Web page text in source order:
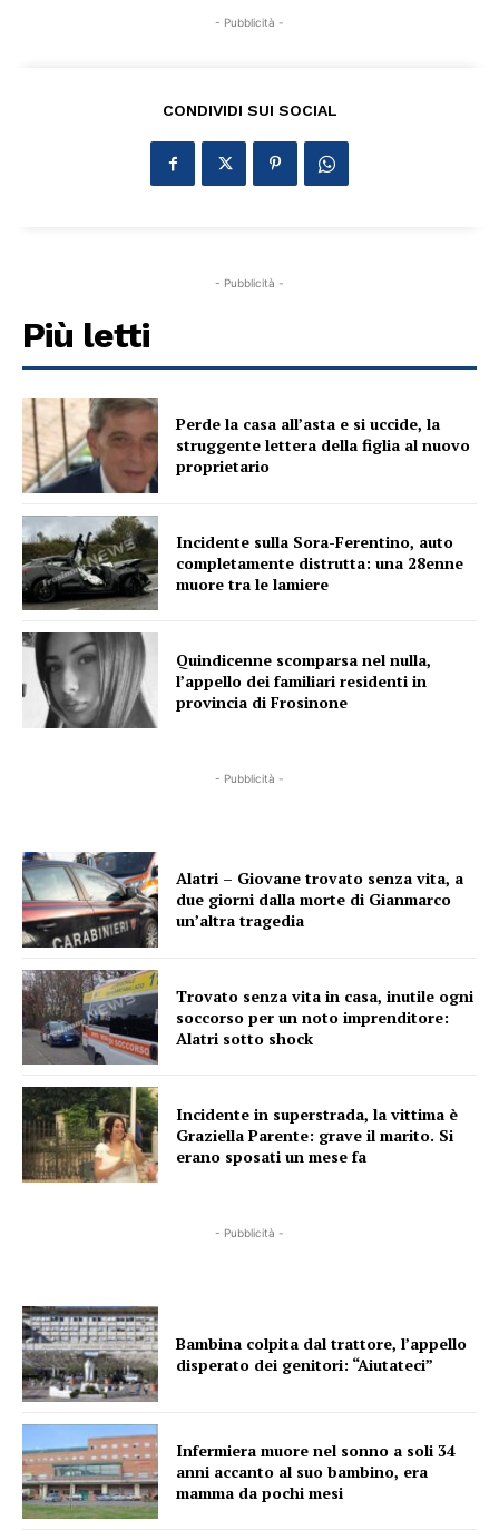
- Pubblicità -
CONDIVIDI SUI SOCIAL
- Pubblicità -
Più letti
Perde la casa all’asta e si uccide, la
struggente lettera della figlia al nuovo
proprietario
Incidente sulla Sora-Ferentino, auto
completamente distrutta: una 28enne
muore tra le lamiere
Quindicenne scomparsa nel nulla,
l’appello dei familiari residenti in
provincia di Frosinone
- Pubblicità -
Alatri – Giovane trovato senza vita, a
due giorni dalla morte di Gianmarco
un’altra tragedia
Trovato senza vita in casa, inutile ogni
soccorso per un noto imprenditore:
Alatri sotto shock
Incidente in superstrada, la vittima è
Graziella Parente: grave il marito. Si
erano sposati un mese fa
- Pubblicità -
Bambina colpita dal trattore, l’appello
disperato dei genitori: “Aiutateci”
Infermiera muore nel sonno a soli 34
anni accanto al suo bambino, era
mamma da pochi mesi